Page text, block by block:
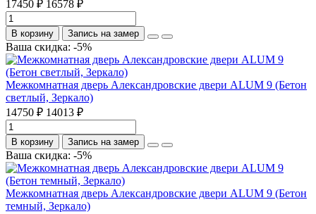
17450 ₽ 16578 ₽
В корзину Запись на замер
Ваша скидка: -5%
Межкомнатная дверь Александровские двери ALUM 9 (Бетон
светлый, Зеркало)
14750 ₽ 14013 ₽
В корзину Запись на замер
Ваша скидка: -5%
Межкомнатная дверь Александровские двери ALUM 9 (Бетон
темный, Зеркало)